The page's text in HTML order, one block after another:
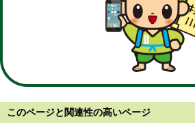
このページと 関連性の高いページ